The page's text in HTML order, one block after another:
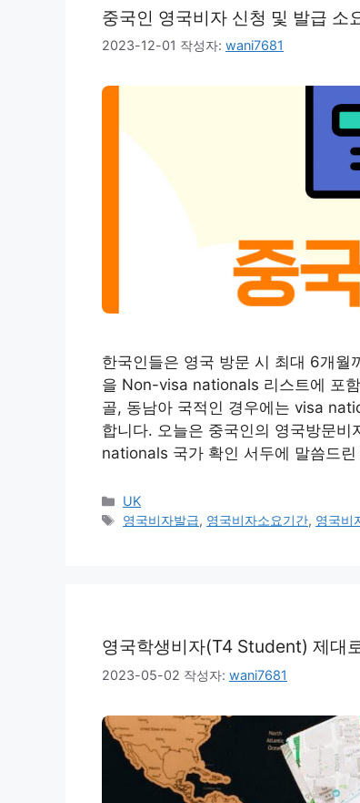
중국인 영국비자 신청 및 발급 소
2023-12-01 작성자: wani7681
한국인들은 영국 방문 시 최대 6개월
을 Non-visa nationals 리스트에 포
골, 동남아 국적인 경우에는 visa
합니다. 오늘은 중국인의 영국방문
nationals 국가 확인 서두에 말씀드
카
테
UK
태
영국비자발급, 영국비자소요기간, 영국비
영국학생비자(T4 Student) 제대
2023-05-02 작성자: wani7681